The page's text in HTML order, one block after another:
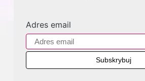
Adres email